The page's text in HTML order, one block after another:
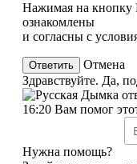
Нажимая на кнопку
ознакомлены
и согласны с
Отмена
Здравствуйте. Да,
16:20 Вам помог
Нужна помощь?